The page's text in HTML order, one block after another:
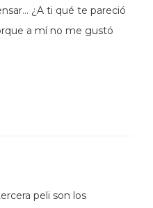
¿A ti qué te pareció
a mí no me gustó
peli son los